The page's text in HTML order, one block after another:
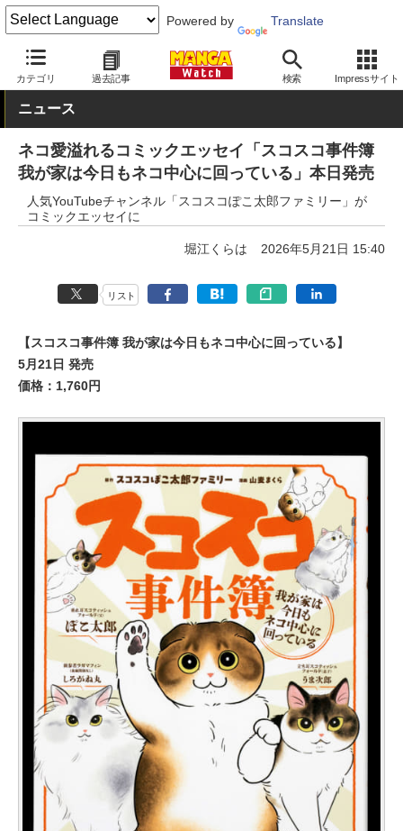
Powered by Translate
カテゴリ 過去記事 検索 Impressサイト
MANGA Watch 本日発売
ニュース
ネコ愛溢れるコミックエッセイ「スコスコ事件簿
我が家は今日もネコ中心に回っている」本日発売
人気YouTubeチャンネル「スコスコぽこ太郎ファミリー」が
コミックエッセイに
堀江くらは 2026年5月21日 15:40
リスト
【スコスコ事件簿 我が家は今日もネコ中心に回っている】
5月21日 発売
価格：1,760円